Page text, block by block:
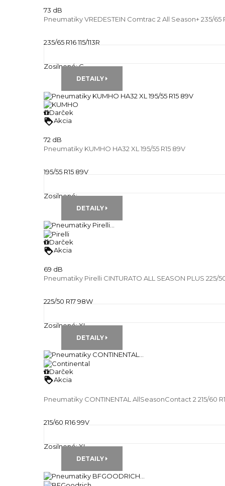
73 dB
Pneumatiky VREDESTEIN Comtrac 2 All Season+ 235/65
235/65 R16 115/113R
Zosilnené:C
DETAILY
Darček
loyaltyAkcia
72 dB
Pneumatiky KUMHO HA32 XL 195/55 R15 89V
195/55 R15 89V
Zosilnené:---
DETAILY
Darček
loyaltyAkcia
69 dB
Pneumatiky Pirelli CINTURATO ALL SEASON PLUS 225/
225/50 R17 98W
Zosilnené:XL
DETAILY
Darček
loyaltyAkcia
Pneumatiky CONTINENTAL AllSeasonContact 2 215/60
215/60 R16 99V
Zosilnené:XL
DETAILY